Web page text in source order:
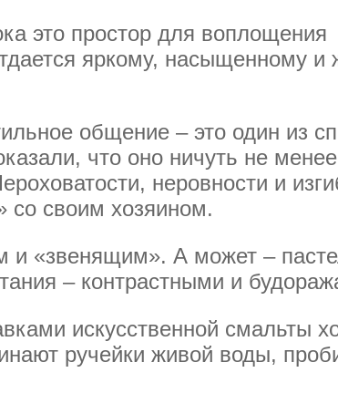
это простор для воплощения
яркому, насыщенному и
общение – это один из
что оно ничуть не менее
неровности и
со своим хозяином.
и «звенящим». А может –
– контрастными и
искусственной смальты
ручейки живой воды,